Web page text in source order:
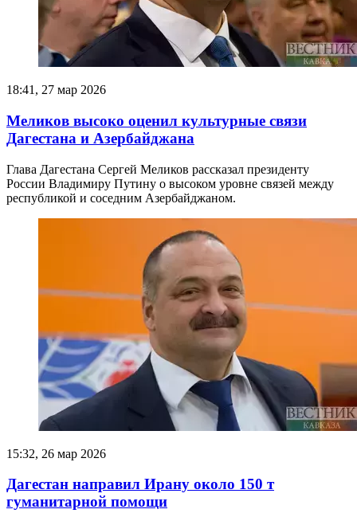
18:41, 27 мар 2026
Меликов высоко оценил культурные связи
Дагестана и Азербайджана
Глава Дагестана Сергей Меликов рассказал президенту
России Владимиру Путину о высоком уровне связей между
республикой и соседним Азербайджаном.
15:32, 26 мар 2026
Дагестан направил Ирану около 150 т
гуманитарной помощи